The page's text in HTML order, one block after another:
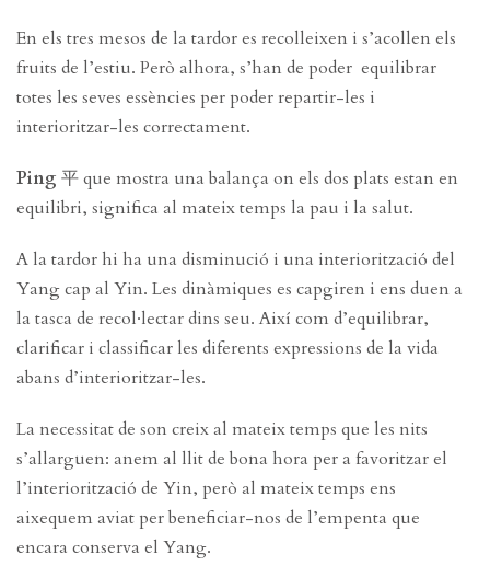
En els tres mesos de la tardor es recolleixen i s’acollen els
fruits de l’estiu. Però alhora, s’han de poder equilibrar
totes les seves essències per poder repartir-les i
interioritzar-les correctament.
Ping 平 que mostra una balança on els dos plats estan en
equilibri, significa al mateix temps la pau i la salut.
A la tardor hi ha una disminució i una interiorització del
Yang cap al Yin. Les dinàmiques es capgiren i ens duen a
la tasca de recol·lectar dins seu. Així com d’equilibrar,
clarificar i classificar les diferents expressions de la vida
abans d’interioritzar-les.
La necessitat de son creix al mateix temps que les nits
s’allarguen: anem al llit de bona hora per a favoritzar el
l’interiorització de Yin, però al mateix temps ens
aixequem aviat per beneficiar-nos de l’empenta que
encara conserva el Yang.